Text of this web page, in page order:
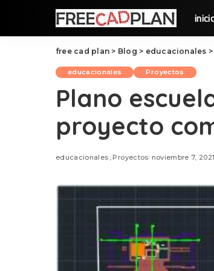
free cad plan > Blog > educacionales >
educacionales Proyectos
Plano
proyecto
educacionales Proyectos noviembre 7, 2021